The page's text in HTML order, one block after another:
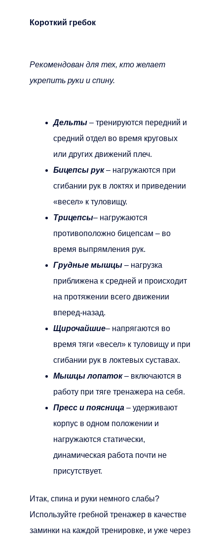
Короткий гребок
Рекомендован для тех, кто желает
укрепить руки и спину.
Дельты – тренируются передний и
средний отдел во время круговых
или других движений плеч.
Бицепсы рук– нагружаются при
сгибании рук в локтях и приведении
«весел» к туловищу.
Трицепсы– нагружаются
противоположно бицепсам – во
время выпрямления рук.
Грудные мышцы – нагрузка
приближена к средней и происходит
на протяжении всего движении
вперед-назад.
Щирочайшие– напрягаются во
время тяги «весел» к туловищу и при
сгибании рук в локтевых суставах.
Мышцы лопаток– включаются в
работу при тяге тренажера на себя.
Пресс и поясница – удерживают
корпус в одном положении и
нагружаются статически,
динамическая работа почти не
присутствует.
Итак, спина и руки немного слабы?
Используйте гребной тренажер в качестве
заминки на каждой тренировке, и уже через